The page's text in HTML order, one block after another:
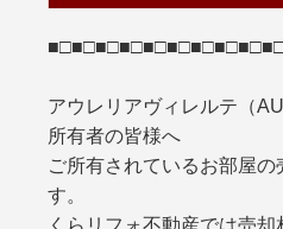
アウレリアヴィレルテ（
所有者の皆様へ
ご所有されているお部屋の
す。